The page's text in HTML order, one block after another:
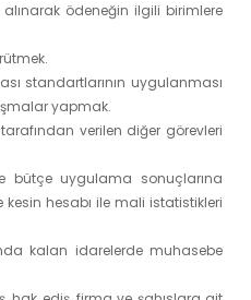
ödeneğin ilgili birimlere
standartlarının uygulanması
yapmak.
verilen diğer görevleri
bütçe uygulama sonuçlarına
hesabı ile mali istatistikleri
kalan idarelerde muhasebe